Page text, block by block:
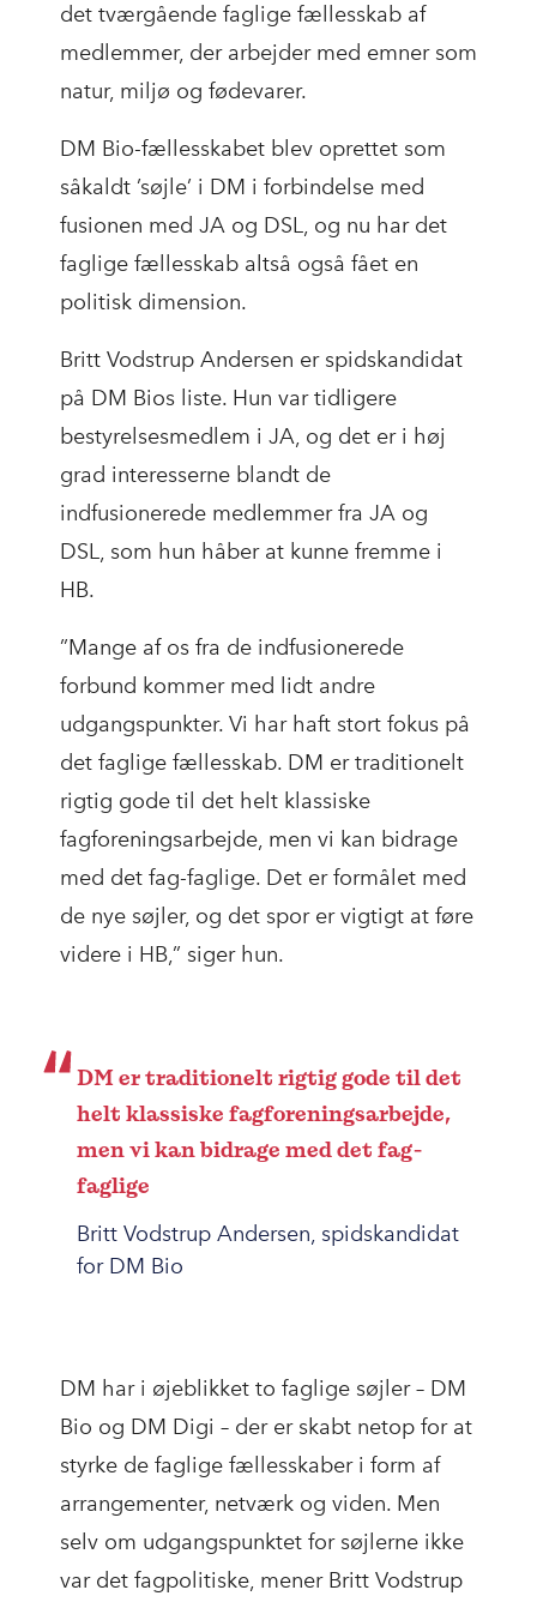
det tværgående faglige fællesskab af
medlemmer, der arbejder med emner som
natur, miljø og fødevarer.
DM Bio-fællesskabet blev oprettet som
såkaldt ’søjle’ i DM i forbindelse med
fusionen med JA og DSL, og nu har det
faglige fællesskab altså også fået en
politisk dimension.
Britt Vodstrup Andersen er spidskandidat
på DM Bios liste. Hun var tidligere
bestyrelsesmedlem i JA, og det er i høj
grad interesserne blandt de
indfusionerede medlemmer fra JA og
DSL, som hun håber at kunne fremme i
HB.
”Mange af os fra de indfusionerede
forbund kommer med lidt andre
udgangspunkter. Vi har haft stort fokus på
det faglige fællesskab. DM er traditionelt
rigtig gode til det helt klassiske
fagforeningsarbejde, men vi kan bidrage
med det fag-faglige. Det er formålet med
de nye søjler, og det spor er vigtigt at føre
videre i HB,” siger hun.
DM er traditionelt rigtig gode til det
helt klassiske fagforeningsarbejde,
men vi kan bidrage med det fag-
faglige
Britt Vodstrup Andersen, spidskandidat
for DM Bio
DM har i øjeblikket to faglige søjler – DM
Bio og DM Digi – der er skabt netop for at
styrke de faglige fællesskaber i form af
arrangementer, netværk og viden. Men
selv om udgangspunktet for søjlerne ikke
var det fagpolitiske, mener Britt Vodstrup